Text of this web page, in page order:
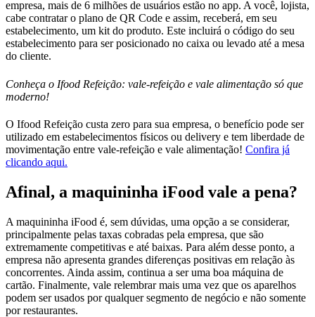
empresa, mais de 6 milhões de usuários estão no app. A você, lojista,
cabe contratar o plano de QR Code e assim, receberá, em seu
estabelecimento, um kit do produto. Este incluirá o código do seu
estabelecimento para ser posicionado no caixa ou levado até a mesa
do cliente.
Conheça o Ifood Refeição: vale-refeição e vale alimentação só que
moderno!
O Ifood Refeição custa zero para sua empresa, o benefício pode ser
utilizado em estabelecimentos físicos ou delivery e tem liberdade de
movimentação entre vale-refeição e vale alimentação! Confira já
clicando aqui.
Afinal, a maquininha iFood vale a pena?
A maquininha iFood é, sem dúvidas, uma opção a se considerar,
principalmente pelas taxas cobradas pela empresa, que são
extremamente competitivas e até baixas. Para além desse ponto, a
empresa não apresenta grandes diferenças positivas em relação às
concorrentes. Ainda assim, continua a ser uma boa máquina de
cartão. Finalmente, vale relembrar mais uma vez que os aparelhos
podem ser usados por qualquer segmento de negócio e não somente
por restaurantes.